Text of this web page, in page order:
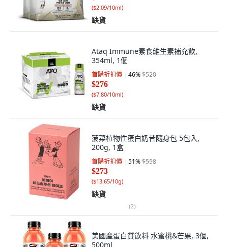
($2.09/10ml)
缺貨
Ataq Immune素食維生素補充飲,
354ml, 1個
首購折扣價 46%$520
$276
($7.80/10ml)
缺貨
菠菜植物性蛋白奶昔隨身包 5包入,
200g, 1盒
首購折扣價 51%$558
$273
($13.65/10g)
缺貨
(2)
美國產蛋白質飲料 水蜜桃&芒果, 3個,
500ml